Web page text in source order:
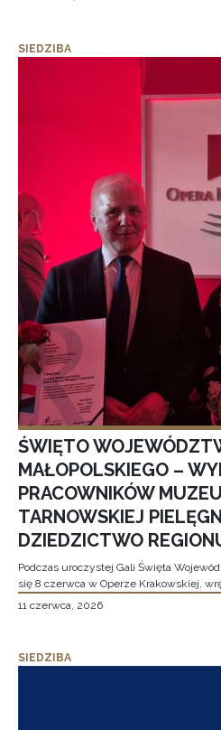
SIEDZIBA
ŚWIĘTO
MAŁOPOLSKIEGO –
PRACOWNIKÓW
TARNOWSKIEJ
DZIEDZICTWO
Podczas uroczystej Gali Święta
się 8 czerwca w Operze Krakowskiej,
11 czerwca, 2026
SIEDZIBA